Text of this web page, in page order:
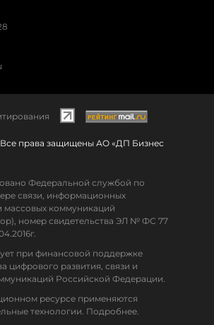
Все права защищены АО «ДП Бизнес
Федеральной службой по
связи, информационных
массовых коммуникаций
номер свидетельства ЭЛ № ФС 77
при финансовой поддержке
цифрового развития, связи и
Российской Федерации.
ресурсе применяются
технологии. Подробнее.